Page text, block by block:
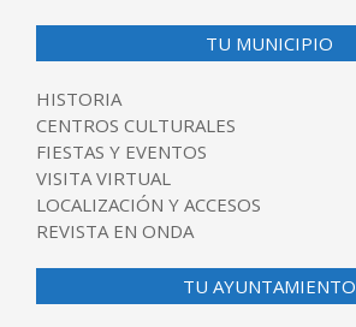
TU MUNICIPIO
HISTORIA
CENTROS CULTURALES
FIESTAS Y EVENTOS
VISITA VIRTUAL
LOCALIZACIÓN Y ACCESOS
REVISTA EN ONDA
TU AYUNTAMIENTO